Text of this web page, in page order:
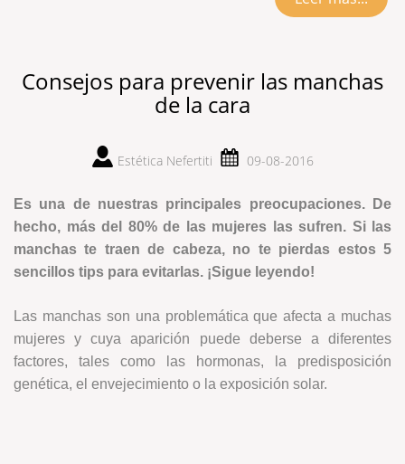
Consejos para prevenir las manchas
de la cara
Estética Nefertiti 09-08-2016
Es una de nuestras principales preocupaciones. De
hecho, más del 80% de las mujeres las sufren. Si las
manchas te traen de cabeza, no te pierdas estos 5
sencillos tips para evitarlas. ¡Sigue leyendo!
Las manchas son una problemática que afecta a muchas
mujeres y cuya aparición puede deberse a diferentes
factores, tales como las hormonas, la predisposición
genética, el envejecimiento o la exposición solar.